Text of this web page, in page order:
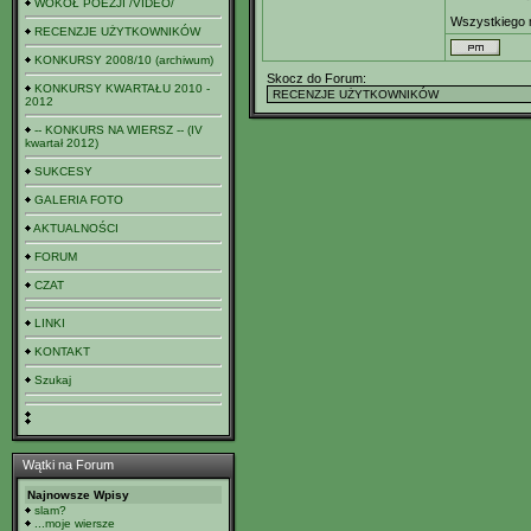
WOKÓŁ POEZJI /VIDEO/
RECENZJE UŻYTKOWNIKÓW
KONKURSY 2008/10 (archiwum)
KONKURSY KWARTAŁU 2010 -
2012
-- KONKURS NA WIERSZ -- (IV
kwartał 2012)
SUKCESY
GALERIA FOTO
AKTUALNOŚCI
FORUM
CZAT
LINKI
KONTAKT
Szukaj
Wątki na Forum
Najnowsze Wpisy
slam?
...moje wiersze
Wszystkiego
Skocz do Forum: